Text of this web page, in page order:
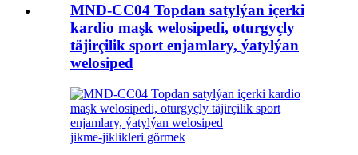
MND-CC04 Topdan satylýan içerki
kardio maşk welosipedi, oturgyçly
täjirçilik sport enjamlary, ýatylýan
welosiped
jikme-jiklikleri görmek